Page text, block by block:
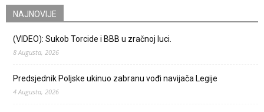
NAJNOVIJE
(VIDEO): Sukob Torcide i BBB u zračnoj luci.
8 Augusta, 2026
Predsjednik Poljske ukinuo zabranu vođi navijača Legije
4 Augusta, 2026